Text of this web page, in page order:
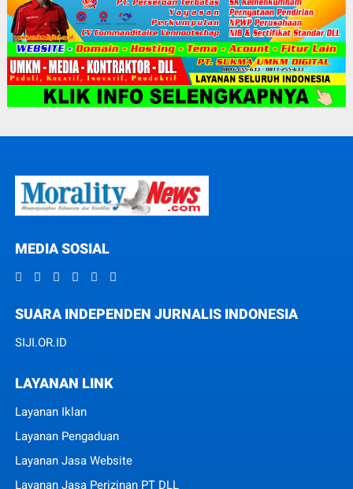
MEDIA SOSIAL
SUARA INDEPENDEN JURNALIS INDONESIA
SIJI.OR.ID
LAYANAN LINK
Layanan Iklan
Layanan Pengaduan
Layanan Jasa Website
Layanan Jasa Perizinan PT DLL